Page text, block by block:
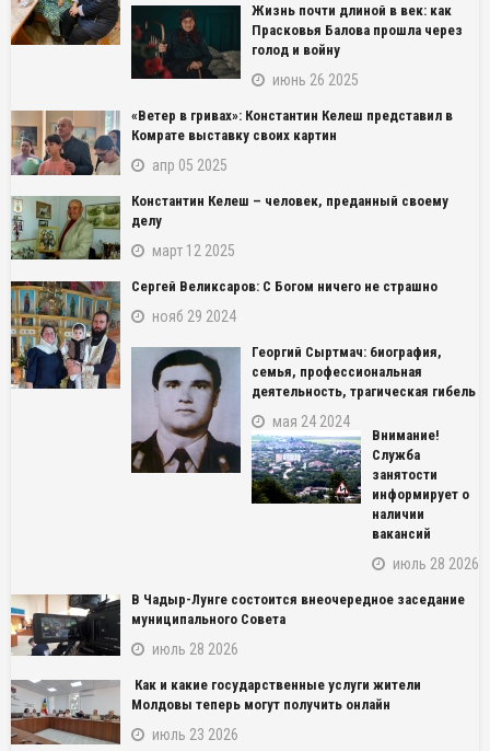
Жизнь почти длиной в век: как
Прасковья Балова прошла через
голод и войну
июнь 26 2025
«Ветер в гривах»: Константин Келеш представил в
Комрате выставку своих картин
апр 05 2025
Константин Келеш – человек, преданный своему
делу
март 12 2025
Сергей Великсаров: С Богом ничего не страшно
нояб 29 2024
Георгий Сыртмач: биография,
семья, профессиональная
деятельность, трагическая гибель
мая 24 2024
Внимание!
Служба
занятости
информирует о
наличии
вакансий
июль 28 2026
В Чадыр-Лунге состоится внеочередное заседание
муниципального Совета
июль 28 2026
Как и какие государственные услуги жители
Молдовы теперь могут получить онлайн
июль 23 2026